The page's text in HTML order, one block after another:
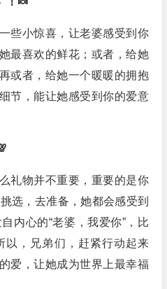
些小惊喜，让老婆感受到你
最喜欢的鲜花；或者，给她
或者，给她一个暖暖的拥抱
节，能让她感受到你的爱意
礼物并不重要，重要的是你
选，去准备，她都会感受到
内心的“老婆，我爱你”，比
以，兄弟们，赶紧行动起来
爱，让她成为世界上最幸福